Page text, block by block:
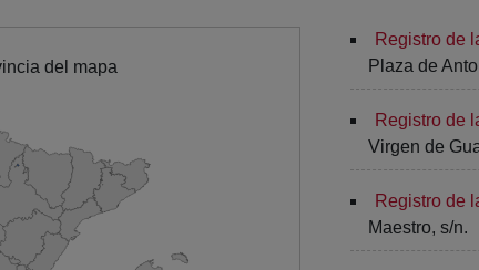
del mapa
Registro de
Plaza de
Registro de
Virgen de
Registro de
Maestro, s/n.